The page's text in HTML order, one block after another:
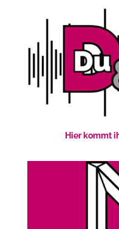
Hier kommt